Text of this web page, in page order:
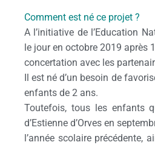
Comment est né ce projet ?
A l’initiative de l’Education
le jour en octobre 2019 après
concertation avec les
Il est né d’un besoin de
enfants de 2 ans.
Toutefois, tous les enfants
d’Estienne d’Orves en
l’année scolaire précédente,